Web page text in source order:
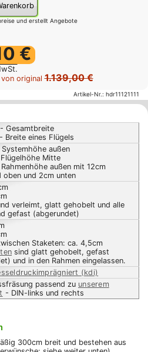
und erstellt Angebote
€
von original1.139,00 €
Artikel-Nr.: hdr11121111
Gesamtbreite
Breite eines Flügels
außen
Mitte
außen mit 12cm
oben und 2cm unten
verleimt, glatt gehobelt und alle
gefast (abgerundet)
Staketen: ca. 4,5cm
sind glatt gehobelt, gefast
und in den Rahmen eingelassen.
(kdi)
passend zu unserem
- DIN-links und rechts
300cm breit und bestehen aus